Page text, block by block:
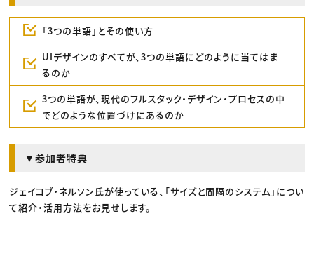
「3つの単語」とその使い方
UIデザインのすべてが、3つの単語にどのように当てはま
るのか
3つの単語が、現代のフルスタック・デザイン・プロセスの中
でどのような位置づけにあるのか
▼参加者特典
ジェイコブ・ネルソン氏が使っている、「サイズと間隔のシステム」につい
て紹介・活用方法をお見せします。